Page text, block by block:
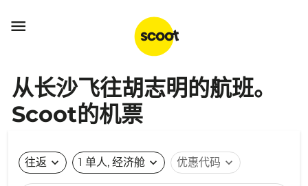

从长沙飞往胡志明的航班。
Scoot的机票
往返 expand_more 1 单人, 经济舱 expand_more 优惠代码 expand_more